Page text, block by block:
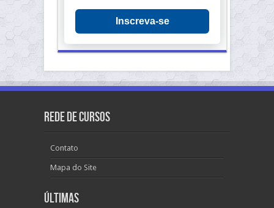
Inscreva-se
Rede de Cursos
Contato
Mapa do Site
Últimas